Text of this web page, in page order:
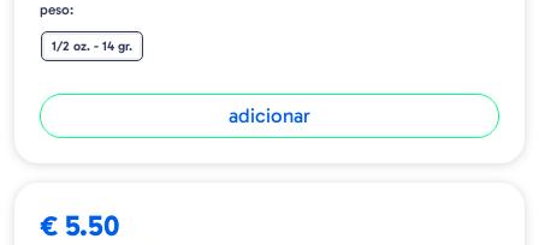
peso:
1/2 oz. - 14 gr.
adicionar
€ 5.50